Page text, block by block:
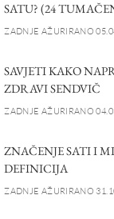
SATU? (24
ZADNJE AŽURIRANO
SAVJETI KAKO
ZDRAVI SENDVIČ
ZADNJE AŽURIRANO
ZNAČENJE SATI I
DEFINICIJA
ZADNJE AŽURIRANO